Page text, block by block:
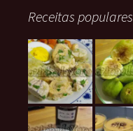
Receitas populares